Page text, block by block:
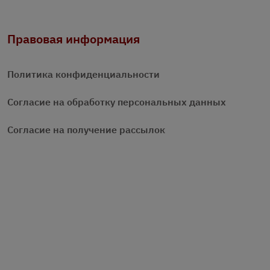
Правовая информация
Политика конфиденциальности
Согласие на обработку персональных данных
Согласие на получение рассылок